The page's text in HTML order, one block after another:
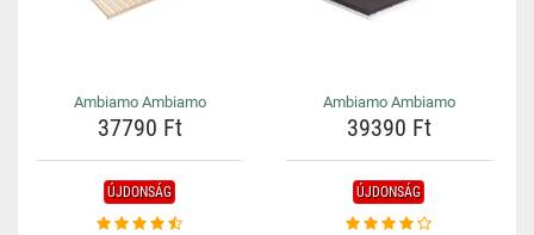
Ambiamo Ambiamo
37790 Ft
Ambiamo Ambiamo
39390 Ft
ÚJDONSÁG ÚJDONSÁG